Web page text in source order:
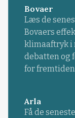
Bovaer
Læs de
Bovaers
klimaaftryk i
debatten og
for
Arla
Få de